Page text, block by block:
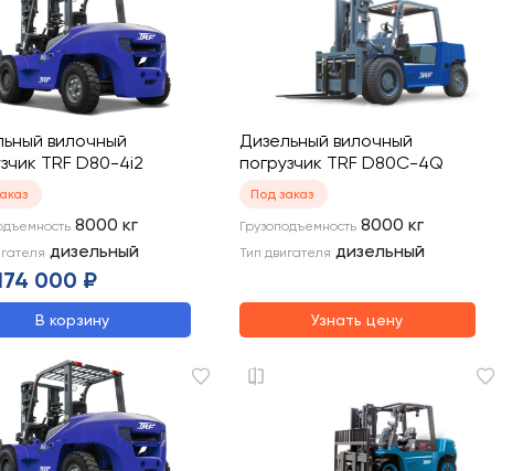
вилочный
TRF D80-4i2
8000 кг
дизельный
000 ₽
В корзину
Дизельный вилочный
погрузчик TRF D80C-4Q
Под заказ
Грузоподъемность 8000 кг
Тип двигателя дизельный
Узнать цену